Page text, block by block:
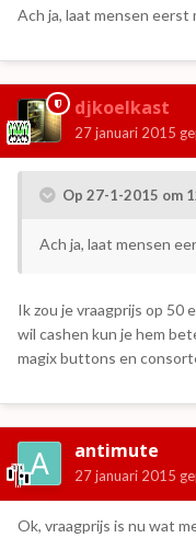
Ach ja, laat mensen eerst
djkoelkast
27 januari 2015
Op 27-1-2015 om
Ach ja, laat mensen
Ik zou je vraagprijs op 50
wil cashen kun je hem
magix buttons en
antimute
27 januari 2015
Ok, vraagprijs is nu wat